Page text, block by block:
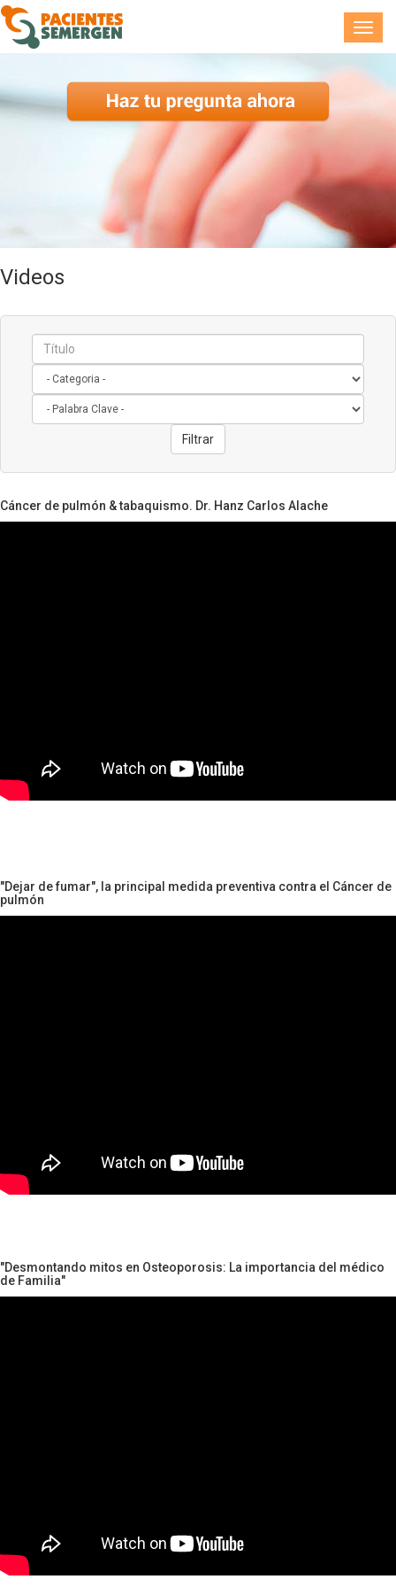
Videos
Filtrar
Cáncer de pulmón & tabaquismo. Dr. Hanz Carlos Alache
"Dejar de fumar", la principal medida preventiva contra el Cáncer de
pulmón
"Desmontando mitos en Osteoporosis: La importancia del médico
de Familia"